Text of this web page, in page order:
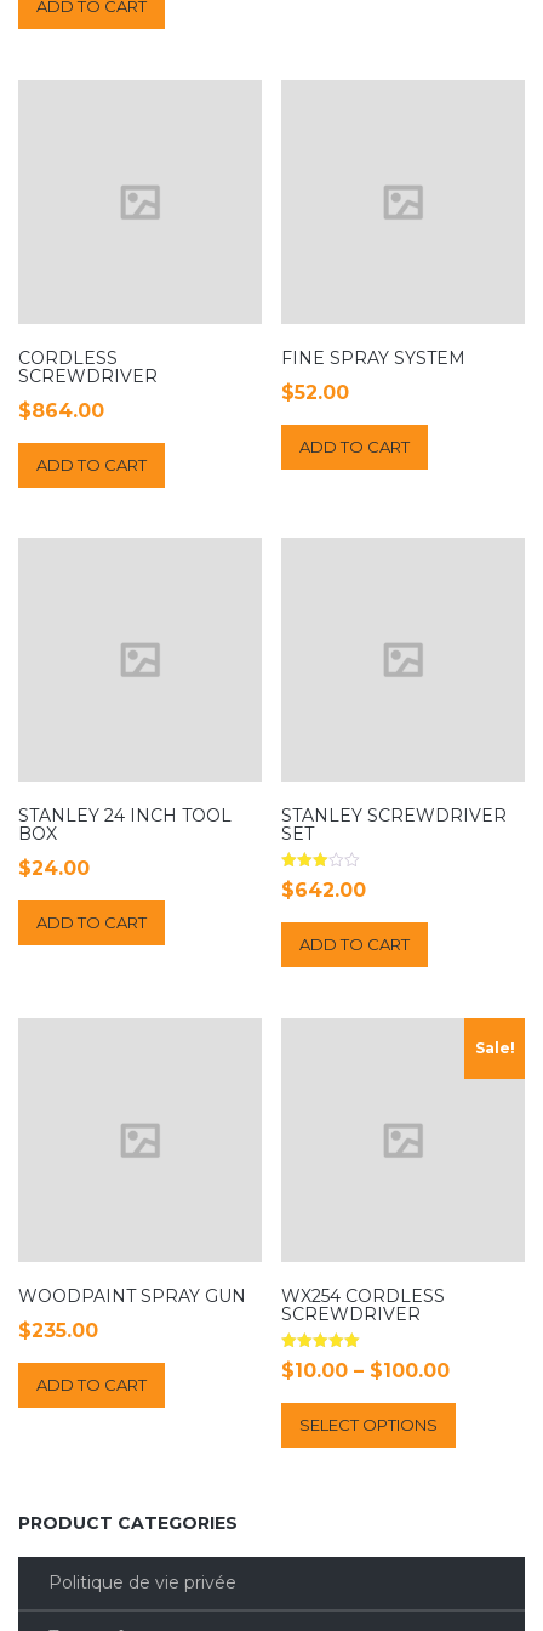
ADD TO CART
CORDLESS
SCREWDRIVER
$864.00
ADD TO CART
FINE SPRAY SYSTEM
$52.00
ADD TO CART
STANLEY 24 INCH TOOL
BOX
$24.00
ADD TO CART
STANLEY SCREWDRIVER
SET
Rated
3.00
5
$642.00
ADD TO CART
WOODPAINT SPRAY GUN
$235.00
ADD TO CART
Sale!
WX254 CORDLESS
SCREWDRIVER
Rated
5.00
$10.00 – $100.00Price
range:
SELECT OPTIONS
PRODUCT CATEGORIES
Politique de vie privée